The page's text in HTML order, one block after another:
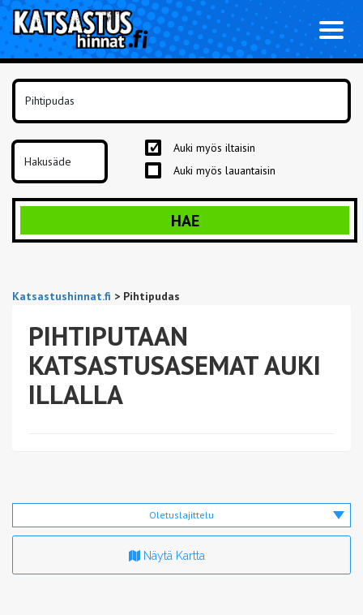
Auki myös iltaisin
Auki myös lauantaisin
HAE
Katsastushinnat.fi > Pihtipudas
PIHTIPUTAAN
KATSASTUSASEMAT AUKI
ILLALLA
Oletuslajittelu
Näytä Kartta